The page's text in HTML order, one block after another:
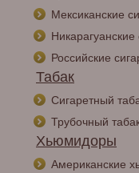
Мексиканские
Российские
Табак
Сигаретный
Трубочный
Хьюмидоры
Американские
XEXHL
Xhale X